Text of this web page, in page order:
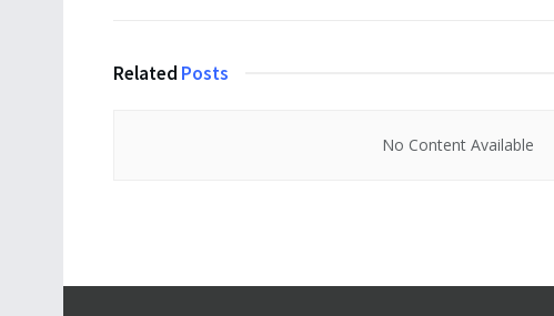
Related Posts
No Content Available